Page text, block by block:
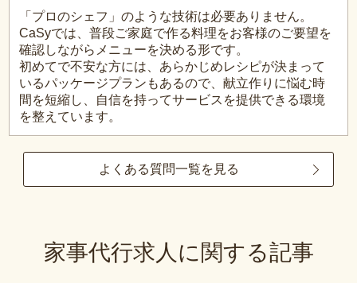
「プロのシェフ」のような技術は必要ありません。
CaSyでは、普段ご家庭で作る料理をお客様のご要望を
確認しながらメニューを決める形です。
初めてで不安な方には、あらかじめレシピが決まって
いるパッケージプランもあるので、献立作りに悩む時
間を短縮し、自信を持ってサービスを提供できる環境
を整えています。
よくある質問一覧を見る
家事代行求人に関する記事